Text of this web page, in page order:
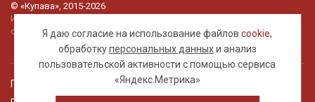
Я даю согласие на использование файловcookie,
обработкуперсональных данныхи анализ
пользовательской активности с помощью сервиса
«Яндекс.Метрика»
© «Купава», 2015-2026
Информация на сайте не является публичной
офертой.
Правовая информация